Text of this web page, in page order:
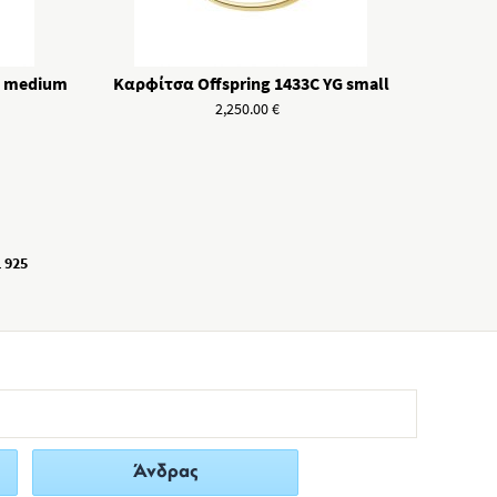
medium Καρφίτσα Offspring 1433C YG small
2,250.00€
Άνδρας